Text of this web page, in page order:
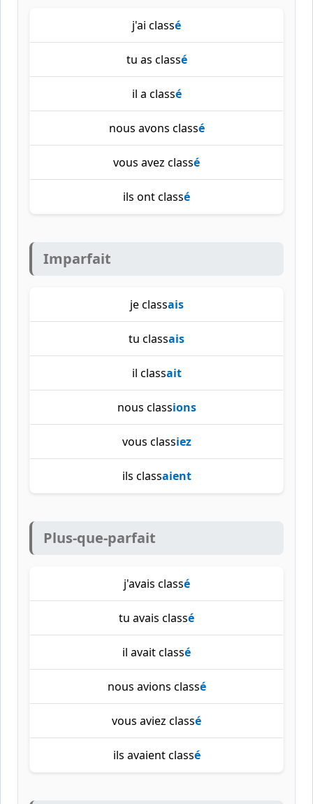
j'ai classé
tu as classé
il a classé
nous avons classé
vous avez classé
ils ont classé
Imparfait
je classais
tu classais
il classait
nous classions
vous classiez
ils classaient
Plus-que-parfait
j'avais classé
tu avais classé
il avait classé
nous avions classé
vous aviez classé
ils avaient classé